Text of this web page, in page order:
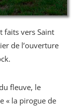
faits vers Saint
de l’ouverture
fleuve, le
« la pirogue de